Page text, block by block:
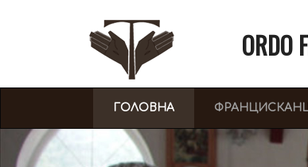
ORDO
ГОЛОВНА(CURRENT)